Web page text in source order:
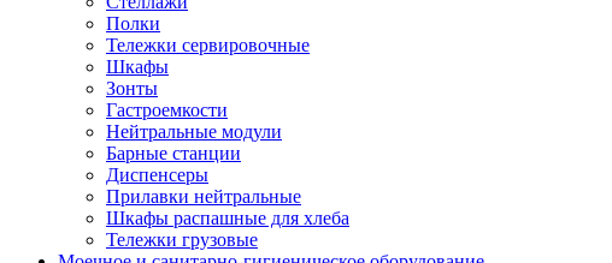
Полки
Тележки сервировочные
Шкафы
Зонты
Гастроемкости
Нейтральные модули
Барные станции
Диспенсеры
Прилавки нейтральные
Шкафы распашные для хлеба
Тележки грузовые